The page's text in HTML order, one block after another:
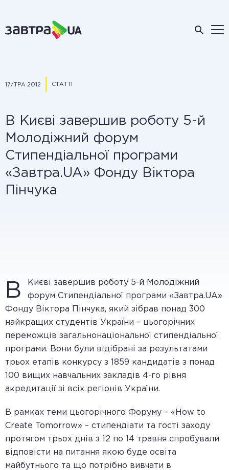
17/ТРА 2012 СТАТТІ
В Києві завершив роботу 5-й
Молодіжний форум
Стипендіальної програми
«Завтра.UA» Фонду Віктора
Пінчука
В
Києві завершив роботу 5-й Молодіжний
форум Стипендіальної програми «Завтра.UA»
Фонду Віктора Пінчука, який зібрав понад 300
найкращих студентів України – цьогорічних
переможців загальнонаціональної стипендіальної
програми. Вони були відібрані за результатами
трьох етапів конкурсу з 1859 кандидатів з понад
100 вищих навчальних закладів 4-го рівня
акредитації зі всіх регіонів України.
В рамках теми цьогорічного Форуму – «How to
Create Tomorrow» – стипендіати та гості заходу
протягом трьох днів з 12 по 14 травня спробували
відповісти на питання якою буде освіта
майбутнього та що потрібно вивчати в